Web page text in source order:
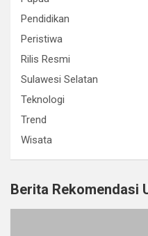
Pendidikan
Peristiwa
Rilis Resmi
Sulawesi Selatan
Teknologi
Trend
Wisata
Berita Rekomendasi